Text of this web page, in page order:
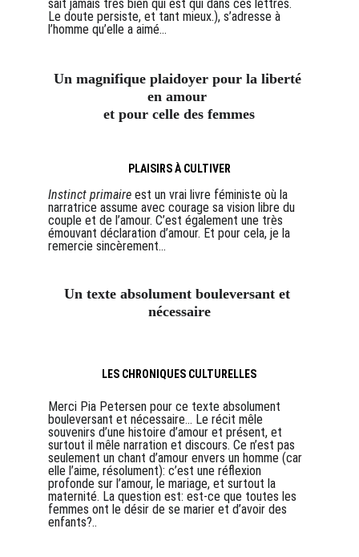
sait jamais très bien qui est qui dans ces lettres.
Le doute persiste, et tant mieux.), s’adresse à
l’homme qu’elle a aimé...
Un magnifique plaidoyer pour la liberté
en amour
et pour celle des femmes
PLAISIRS À CULTIVER
Instinct primaire est un vrai livre féministe où la
narratrice assume avec courage sa vision libre du
couple et de l’amour. C’est également une très
émouvant déclaration d’amour. Et pour cela, je la
remercie sincèrement...
Un texte absolument bouleversant et
nécessaire
LES CHRONIQUES CULTURELLES
Merci Pia Petersen pour ce texte absolument
bouleversant et nécessaire... Le récit mêle
souvenirs d’une histoire d’amour et présent, et
surtout il mêle narration et discours. Ce n’est pas
seulement un chant d’amour envers un homme (car
elle l’aime, résolument): c’est une réflexion
profonde sur l’amour, le mariage, et surtout la
maternité. La question est: est-ce que toutes les
femmes ont le désir de se marier et d’avoir des
enfants?..